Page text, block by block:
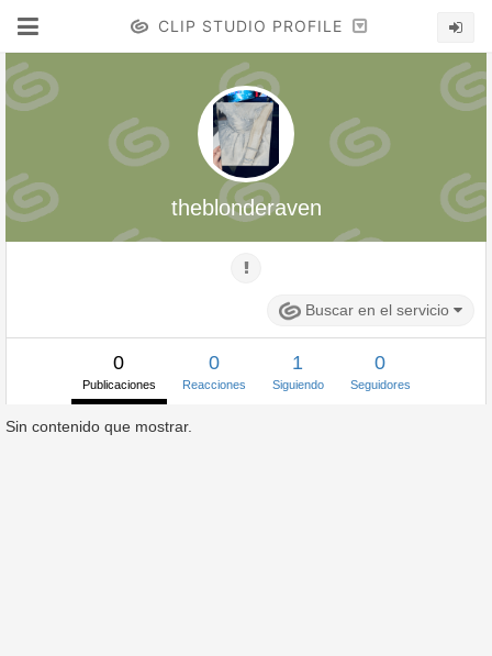
CLIP STUDIO PROFILE
theblonderaven
Buscar en el servicio
0
Publicaciones
0
Reacciones
1
Siguiendo
0
Seguidores
Sin contenido que mostrar.